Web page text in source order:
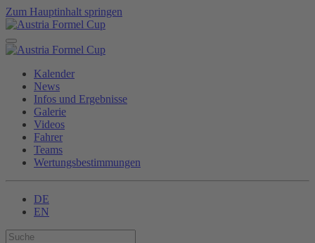
Zum Hauptinhalt springen
Kalender
News
Infos und Ergebnisse
Galerie
Videos
Fahrer
Teams
Wertungsbestimmungen
DE
EN